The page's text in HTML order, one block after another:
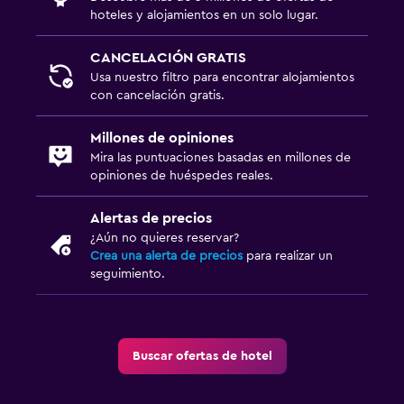
Inodoro adaptado
Aseo
Papel higiénico
Ducha italiana
Habitaciones familiares
Vista a la piscina
Piso de mosaico/mármol
hoteles y alojamientos en un solo lugar.
CANCELACIÓN GRATIS
Usa nuestro filtro para encontrar alojamientos
con cancelación gratis.
Millones de opiniones
Mira las puntuaciones basadas en millones de
opiniones de huéspedes reales.
Alertas de precios
¿Aún no quieres reservar?
Crea una alerta de precios para realizar un
seguimiento.
Buscar ofertas de hotel